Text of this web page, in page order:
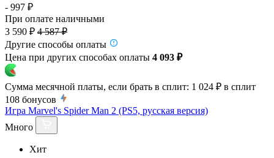
- 997 ₽
При оплате наличными
3 590 ₽ 4 587 ₽
Другие способы оплаты
Цена при других способах оплаты 4 093 ₽
Сумма месячной платы, если брать в сплит: 1 024 ₽ в сплит
108 бонусов
Игра Marvel's Spider Man 2 (PS5, русская версия)
Много
Хит